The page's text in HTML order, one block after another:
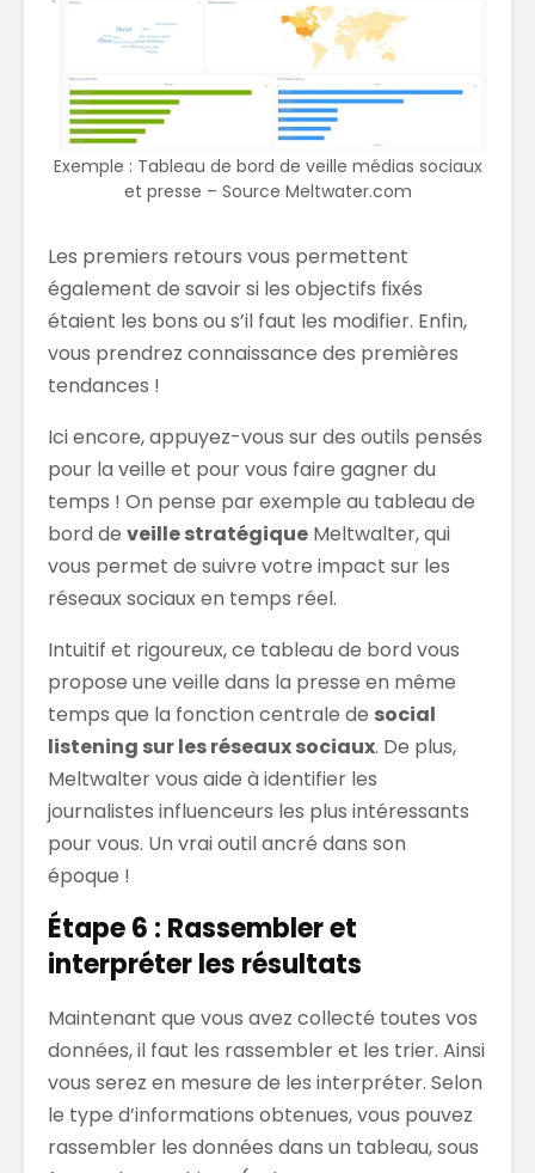
Exemple : Tableau de bord de veille médias sociaux
et presse – Source Meltwater.com
Les premiers retours vous permettent
également de savoir si les objectifs fixés
étaient les bons ou s’il faut les modifier. Enfin,
vous prendrez connaissance des premières
tendances !
Ici encore, appuyez-vous sur des outils pensés
pour la veille et pour vous faire gagner du
temps ! On pense par exemple au tableau de
bord de veille stratégique Meltwalter, qui
vous permet de suivre votre impact sur les
réseaux sociaux en temps réel.
Intuitif et rigoureux, ce tableau de bord vous
propose une veille dans la presse en même
temps que la fonction centrale de social
listening sur les réseaux sociaux. De plus,
Meltwalter vous aide à identifier les
journalistes influenceurs les plus intéressants
pour vous. Un vrai outil ancré dans son
époque !
Étape 6 : Rassembler et
interpréter les résultats
Maintenant que vous avez collecté toutes vos
données, il faut les rassembler et les trier. Ainsi
vous serez en mesure de les interpréter. Selon
le type d’informations obtenues, vous pouvez
rassembler les données dans un tableau, sous